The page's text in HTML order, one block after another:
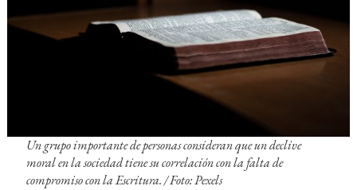
Un grupo importante de personas consideran que un declive
moral en la sociedad tiene su correlación con la falta de
compromiso con la Escritura. /Foto: Pexels